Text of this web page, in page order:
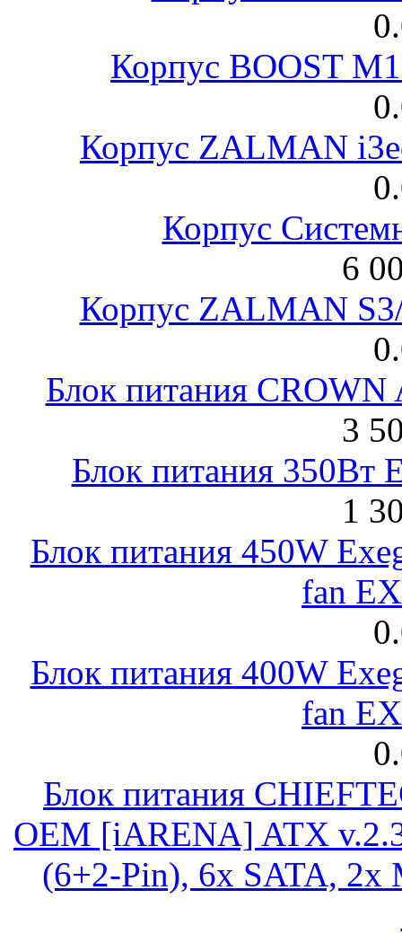
Корпус BOOST
Корпус ZALMAN
Корпус
6
Корпус ZALMAN
Блок питания
3
Блок питания 350Вт
1
Блок питания 450W
fan
Блок питания 400W
fan
Блок питания
OEM [iARENA] ATX
(6+2-Pin), 6x SATA, 2x